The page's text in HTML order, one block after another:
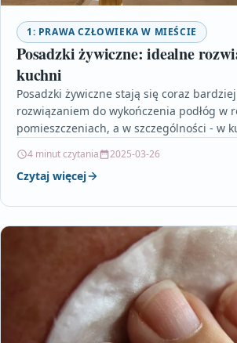
1: PRAWA CZŁOWIEKA W MIEŚCIE
Posadzki żywiczne: idealne
kuchni
Posadzki żywiczne stają się coraz
rozwiązaniem do wykończenia podłóg w
pomieszczeniach, a w szczególności - w
4 minut czytania 2025-03-26
Czytaj więcej